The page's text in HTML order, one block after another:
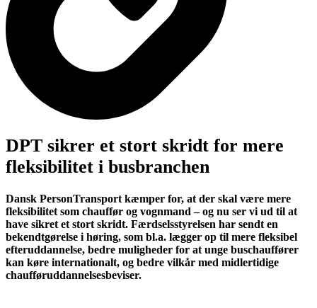
DPT sikrer et stort skridt for mere
fleksibilitet i busbranchen
Dansk PersonTransport kæmper for, at der skal være mere
fleksibilitet som chauffør og vognmand – og nu ser vi ud til at
have sikret et stort skridt. Færdselsstyrelsen har sendt en
bekendtgørelse i høring, som bl.a. lægger op til mere fleksibel
efteruddannelse, bedre muligheder for at unge buschauffører
kan køre internationalt, og bedre vilkår med midlertidige
chaufføruddannelsesbeviser.